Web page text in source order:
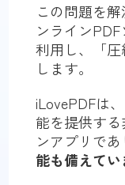
この問題を
ンライン
利用し、「
します。
iLovePDFは
能を提供す
ンアプリで
能も備えて